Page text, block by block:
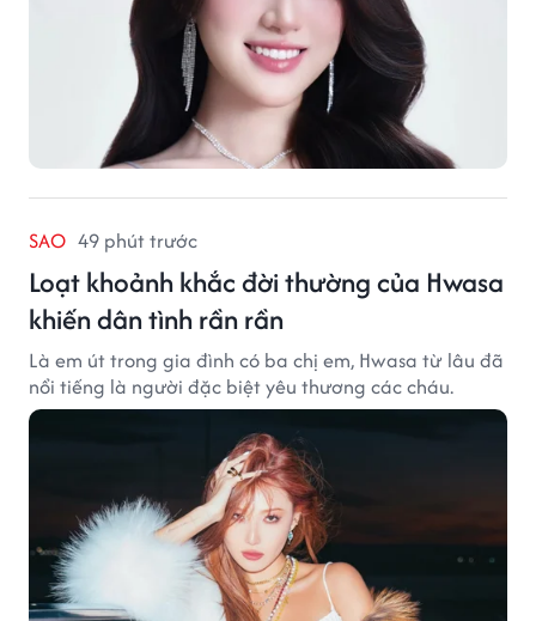
SAO 49 phút trước
Loạt khoảnh khắc đời thường của Hwasa
khiến dân tình rần rần
Là em út trong gia đình có ba chị em, Hwasa từ lâu đã
nổi tiếng là người đặc biệt yêu thương các cháu.